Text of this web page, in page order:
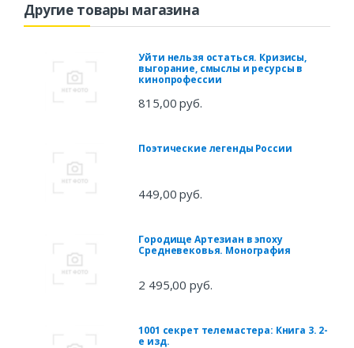
Другие товары магазина
Уйти нельзя остаться. Кризисы,
выгорание, смыслы и ресурсы в
кинопрофессии
815,00 руб.
Поэтические легенды России
449,00 руб.
Городище Артезиан в эпоху
Средневековья. Монография
2 495,00 руб.
1001 секрет телемастера: Книга 3. 2-
е изд.